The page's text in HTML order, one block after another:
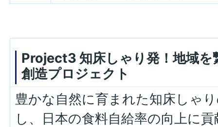
Project3 知床しゃり発！地域を
創造プロジェクト
豊かな自然に育まれた知床しゃ
し、日本の食料自給率の向上に